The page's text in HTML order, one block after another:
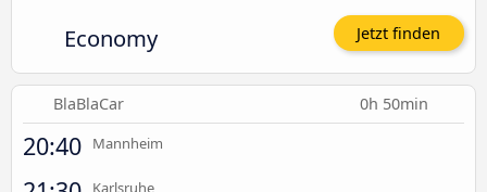
Economy Jetzt finden
BlaBlaCar 0h 50min
20:40 Mannheim
Karlsruhe